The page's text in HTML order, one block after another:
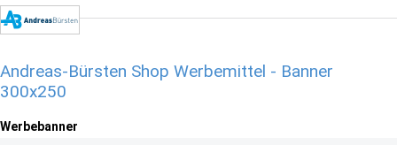
Andreas-Bürsten Shop Werbemittel - Banner
300x250
Werbebanner